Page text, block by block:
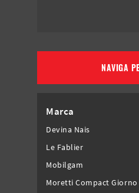
NAVIGA
Marca
Devina Nais
Le Fablier
Mobilgam
Moretti Compact